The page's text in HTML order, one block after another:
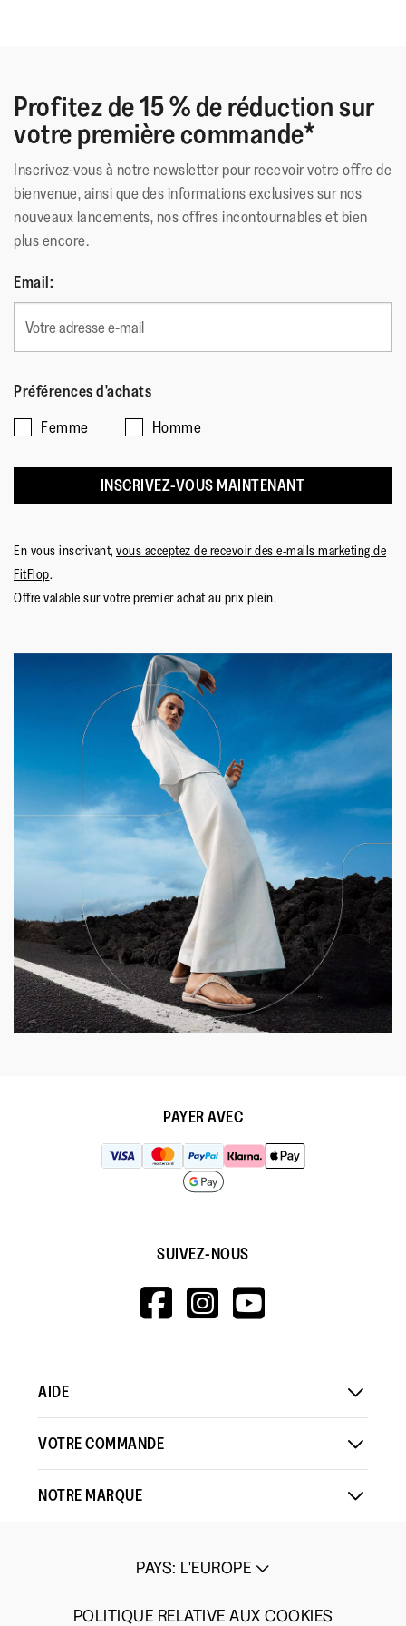
Profitez de 15 % de réduction sur
votre première commande*
Inscrivez-vous à notre newsletter pour recevoir votre offre de
bienvenue, ainsi que des informations exclusives sur nos
nouveaux lancements, nos offres incontournables et bien
plus encore.
Email:
Préférences d'achats
Femme
Homme
INSCRIVEZ-VOUS MAINTENANT
En vous inscrivant, vous acceptez de recevoir des e-mails marketing de
FitFlop.
Offre valable sur votre premier achat au prix plein.
PAYER AVEC
SUIVEZ-NOUS
HTTPS://
HTTPS://
AIDE
VOTRE COMMANDE
NOTRE MARQUE
PAYS: L'EUROPE
POLITIQUE RELATIVE AUX COOKIES